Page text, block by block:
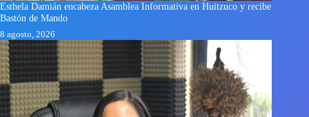
Esthela Damián encabeza Asamblea Informativa en Huitzuco y recibe
Bastón de Mando
8 agosto, 2026